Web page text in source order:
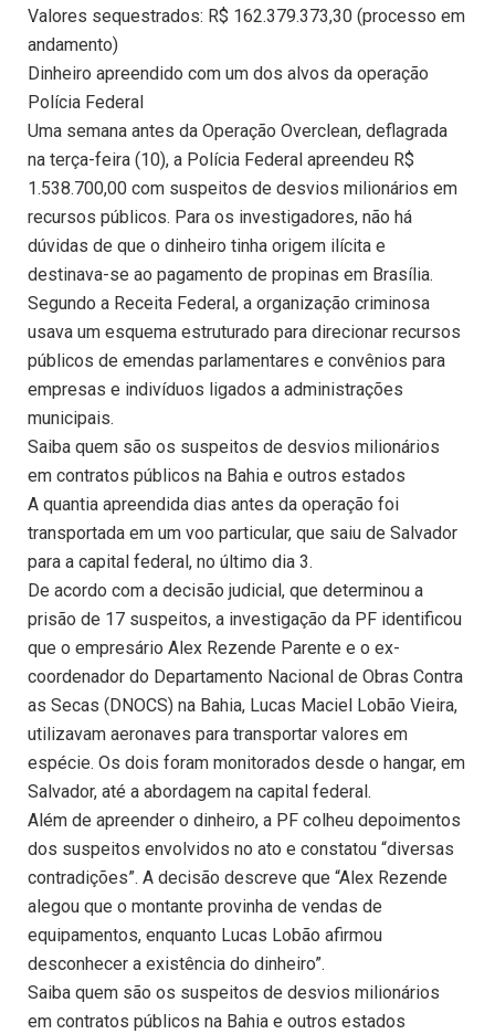
Valores sequestrados: R$ 162.379.373,30 (processo em
andamento)
Dinheiro apreendido com um dos alvos da operação
Polícia Federal
Uma semana antes da Operação Overclean, deflagrada
na terça-feira (10), a Polícia Federal apreendeu R$
1.538.700,00 com suspeitos de desvios milionários em
recursos públicos. Para os investigadores, não há
dúvidas de que o dinheiro tinha origem ilícita e
destinava-se ao pagamento de propinas em Brasília.
Segundo a Receita Federal, a organização criminosa
usava um esquema estruturado para direcionar recursos
públicos de emendas parlamentares e convênios para
empresas e indivíduos ligados a administrações
municipais.
Saiba quem são os suspeitos de desvios milionários
em contratos públicos na Bahia e outros estados
A quantia apreendida dias antes da operação foi
transportada em um voo particular, que saiu de Salvador
para a capital federal, no último dia 3.
De acordo com a decisão judicial, que determinou a
prisão de 17 suspeitos, a investigação da PF identificou
que o empresário Alex Rezende Parente e o ex-
coordenador do Departamento Nacional de Obras Contra
as Secas (DNOCS) na Bahia, Lucas Maciel Lobão Vieira,
utilizavam aeronaves para transportar valores em
espécie. Os dois foram monitorados desde o hangar, em
Salvador, até a abordagem na capital federal.
Além de apreender o dinheiro, a PF colheu depoimentos
dos suspeitos envolvidos no ato e constatou “diversas
contradições”. A decisão descreve que “Alex Rezende
alegou que o montante provinha de vendas de
equipamentos, enquanto Lucas Lobão afirmou
desconhecer a existência do dinheiro”.
Saiba quem são os suspeitos de desvios milionários
em contratos públicos na Bahia e outros estados